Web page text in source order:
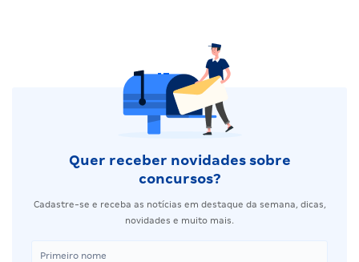
Quer receber novidades sobre
concursos?
Cadastre-se e receba as notícias em destaque da semana, dicas,
novidades e muito mais.